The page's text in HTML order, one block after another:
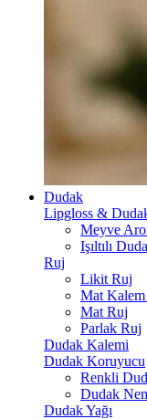
Dudak
Lipgloss & Dudak
Meyve
Işıltılı
Ruj
Likit Ruj
Mat
Mat Ruj
Parlak Ruj
Dudak Kalemi
Dudak Koruyucu
Renkli
Dudak
Dudak Yağı